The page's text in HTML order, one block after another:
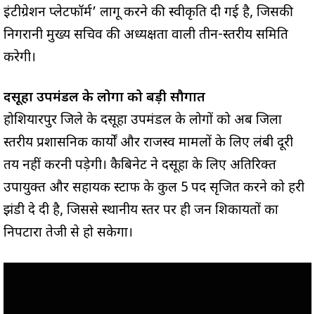
इंटीग्रेशन प्लेटफॉर्म’ लागू करने की स्वीकृति दी गई है, जिसकी
निगरानी मुख्य सचिव की अध्यक्षता वाली तीन-स्तरीय समिति
करेगी।
दसूहा उपमंडल के लोगों को बड़ी सौगात
होशियारपुर जिले के दसूहा उपमंडल के लोगों को अब जिला
स्तरीय प्रशासनिक कार्यों और राजस्व मामलों के लिए लंबी दूरी
तय नहीं करनी पड़ेगी। कैबिनेट ने दसूहा के लिए अतिरिक्त
उपायुक्त और सहायक स्टाफ के कुल 5 पद सृजित करने को हरी
झंडी दे दी है, जिससे स्थानीय स्तर पर ही जन शिकायतों का
निपटारा तेजी से हो सकेगा।